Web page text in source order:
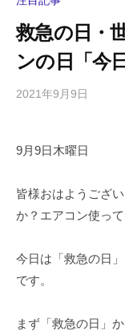
救急の日・
ンの日「今
2021年9月9日
a
s
y
a
メ
ン
9月9日木曜日
皆様おはようござ
か？エアコン使っ
今日は「救急の日
です。
まず「救急の日」か